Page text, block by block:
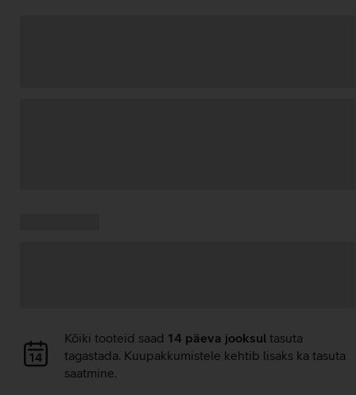
Andmete
laadimine
Kõiki tooteid saad 14 päeva jooksul tasuta
tagastada. Kuupakkumistele kehtib lisaks ka tasuta
saatmine.